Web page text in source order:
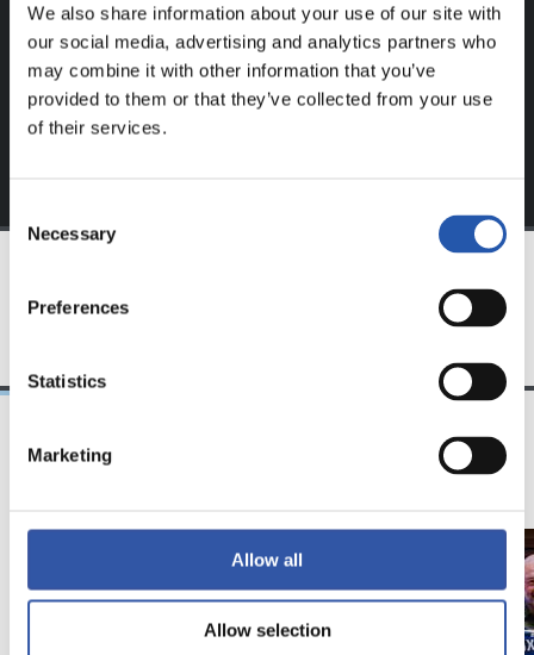
We also share information about your use of our site with
our social media, advertising and analytics partners who
may combine it with other information that you’ve
provided to them or that they’ve collected from your use
of their services.
Selection
Necessary
Preferences
Statistics
Marketing
Allow all
Allow selection
Regístrate haciendo clic en elLoginy disfruta de
contenido exclusivo para ti.
07/06/2026